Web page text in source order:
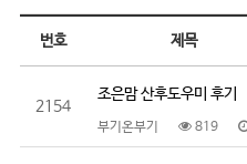
번호 제목
2154
조은맘 산후도우미 후기
부기온부기 819